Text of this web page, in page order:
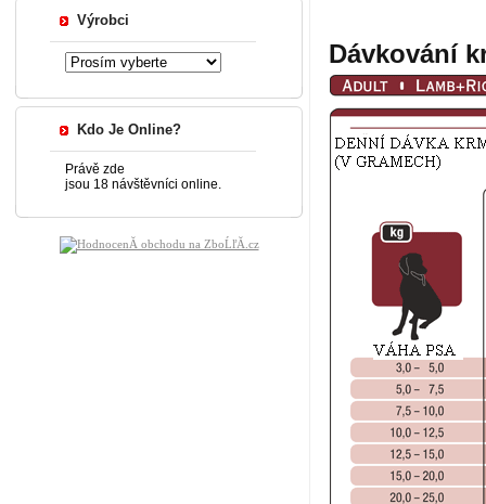
Výrobci
Kdo Je Online?
Právě zde
jsou 18 návštěvníci online.
Dávkování